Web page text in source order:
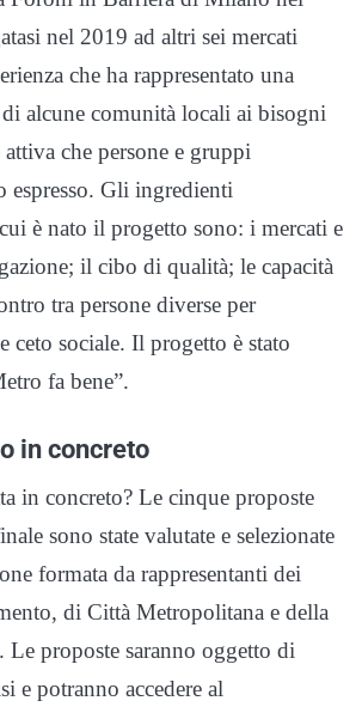
nel 2019 ad altri sei mercati
che ha rappresentato una
di alcune comunità locali ai bisogni
che persone e gruppi
espresso. Gli ingredienti
è nato il progetto sono: i mercati e
il cibo di qualità; le capacità
tra persone diverse per
ceto sociale. Il progetto è stato
fa bene”.
in concreto
in concreto? Le cinque proposte
sono state valutate e selezionate
formata da rappresentanti dei
di Città Metropolitana e della
Le proposte saranno oggetto di
e potranno accedere al